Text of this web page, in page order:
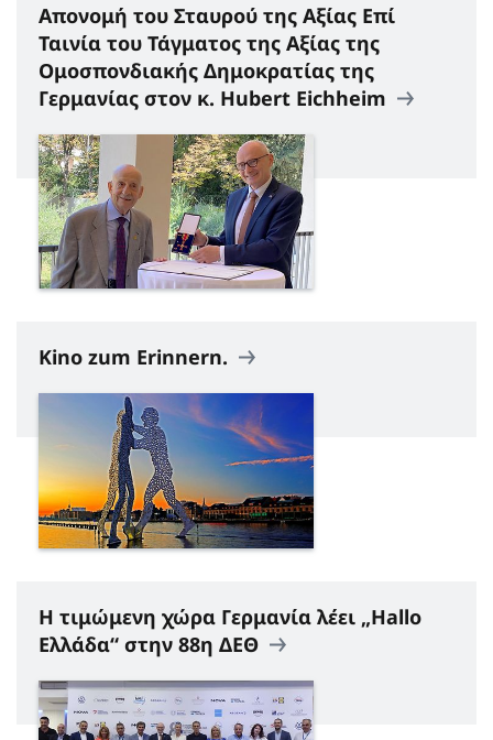
Απονομή του Σταυρού της Αξίας Επί
Ταινία του Τάγματος της Αξίας της
Ομοσπονδιακής Δημοκρατίας της
Γερμανίας στον κ. Hubert Eichheim
Kino zum Erinnern.
Η τιμώμενη χώρα Γερμανία λέει „Hallo
Ελλάδα“ στην 88η ΔΕΘ